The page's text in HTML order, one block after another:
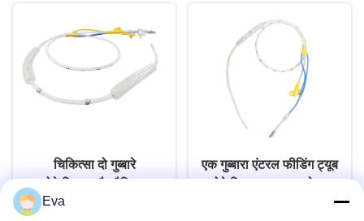
चिकित्सा दो गुब्बारे
दबाव माप के लिए एंटरल
एक गुब्बारा एंटरल फीडिंग ट्यूब
Eva